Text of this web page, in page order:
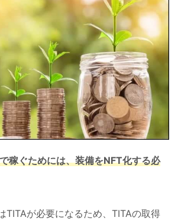
稼ぐためには、装備をNFT化する必
TITAが必要になるため、TITAの取得